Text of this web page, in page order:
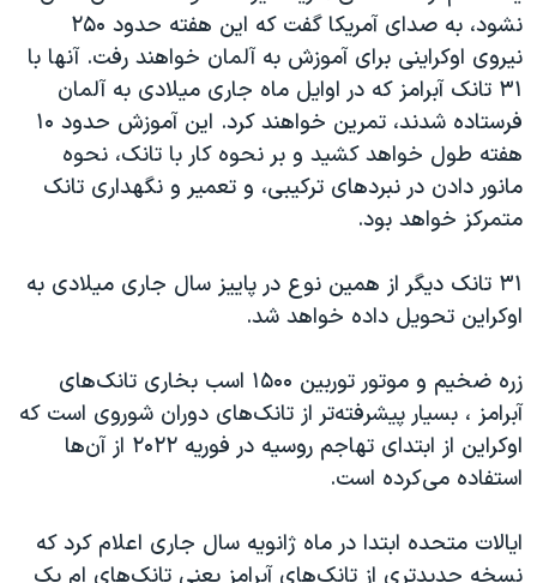
نرگس محمدی برنده جایزه نوبل صلح
همایش محافظه‌کاران آمریکا «سی‌پک»
صفحه‌های ویژه
سفر پرزیدنت ترامپ به چین
نشود، به صدای آمریکا گفت که این هفته حدود ۲۵۰
نیروی اوکراینی برای آموزش به آلمان خواهند رفت. آنها با
۳۱ تانک آبرامز که در اوایل ماه جاری میلادی به آلمان
فرستاده شدند، تمرین خواهند کرد. این آموزش حدود ۱۰
هفته طول خواهد کشید و بر نحوه کار با تانک، نحوه
مانور دادن در نبردهای ترکیبی، و تعمیر و نگهداری تانک
متمرکز خواهد بود.
۳۱ تانک دیگر از همین نوع در پاییز سال جاری میلادی به
اوکراین تحویل داده خواهد شد.
زره ضخیم و موتور توربین ۱۵۰۰ اسب بخاری تانک‌های
آبرامز ، بسیار پیشرفته‌تر از تانک‌های دوران شوروی است که
اوکراین از ابتدای تهاجم روسیه در فوریه ۲۰۲۲ از آن‌ها
استفاده می‌کرده است.
ایالات متحده ابتدا در ماه ژانویه سال جاری اعلام کرد که